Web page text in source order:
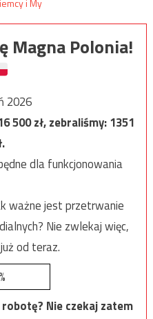
Magna Polonia!
2026
500zł, zebraliśmy:1351
dla funkcjonowania
ważne jest przetrwanie
Nie zwlekaj więc,
od teraz.
Nie czekaj zatem